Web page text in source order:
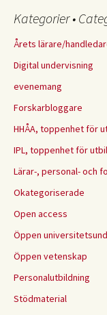
Kategorier •
Årets lärare/
Digital undervisning
evenemang
Forskarbloggare
HHÅA, toppenhet för
IPL, toppenhet för
Lärar-, personal- och
Okategoriserade
Open access
Öppen
Öppen vetenskap
Personalutbildning
Stödmaterial